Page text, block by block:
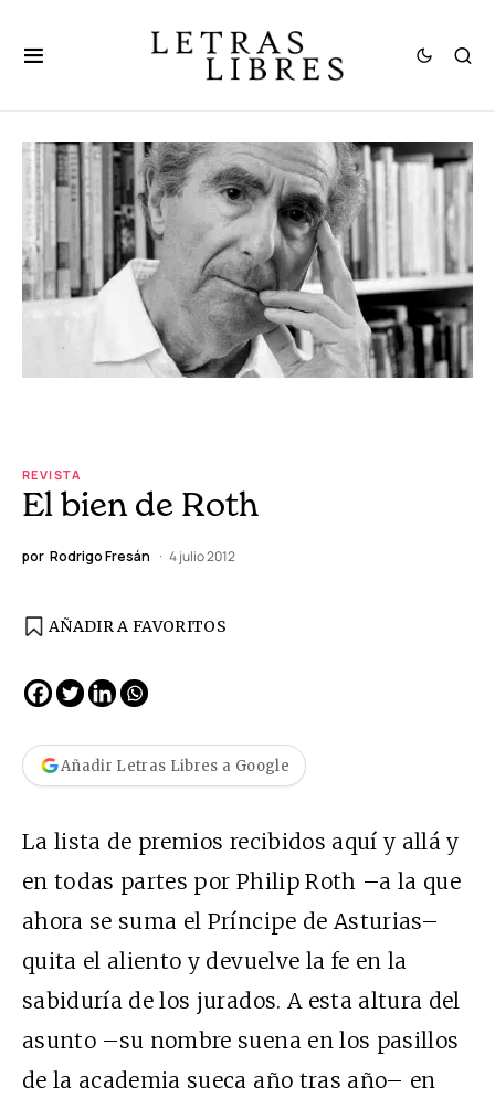
REVISTA
El bien de Roth
por Rodrigo Fresán 4 julio 2012
AÑADIR A FAVORITOS
Añadir Letras Libres a Google
La lista de premios recibidos aquí y allá y
en todas partes por Philip Roth –a la que
ahora se suma el Príncipe de Asturias–
quita el aliento y devuelve la fe en la
sabiduría de los jurados. A esta altura del
asunto –su nombre suena en los pasillos
de la academia sueca año tras año– en